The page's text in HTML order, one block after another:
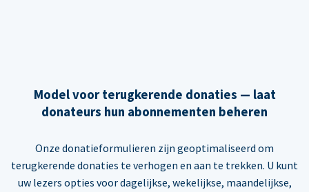
Model voor terugkerende donaties — laat
donateurs hun abonnementen beheren
Onze donatieformulieren zijn geoptimaliseerd om
terugkerende donaties te verhogen en aan te trekken. U kunt
uw lezers opties voor dagelijkse, wekelijkse, maandelijkse,